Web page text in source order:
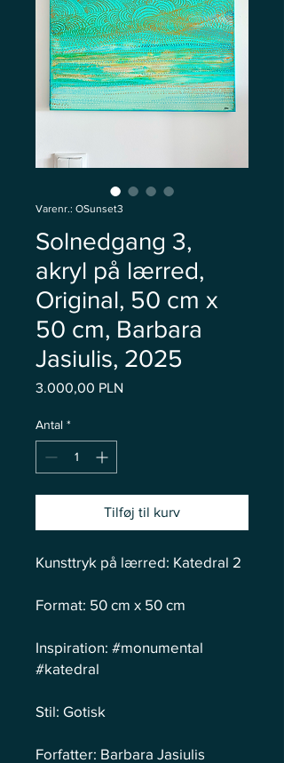
Varenr.: OSunset3
Solnedgang 3,
akryl på lærred,
Original, 50 cm x
50 cm, Barbara
Jasiulis, 2025
3.000,00 PLN
Antal *
Tilføj til kurv
Kunsttryk på lærred: Katedral 2
Format: 50 cm x 50 cm
Inspiration: #monumental
#katedral
Stil: Gotisk
Forfatter: Barbara Jasiulis